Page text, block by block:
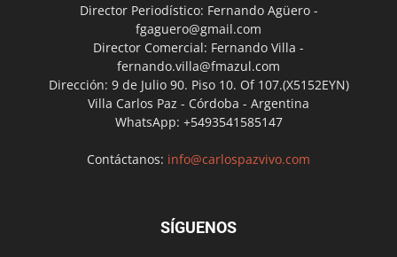
Director Periodístico: Fernando Agüero -
fgaguero@gmail.com
Director Comercial: Fernando Villa -
fernando.villa@fmazul.com
Dirección: 9 de Julio 90. Piso 10. Of 107.(X5152EYN)
Villa Carlos Paz - Córdoba - Argentina
WhatsApp: +5493541585147
Contáctanos: info@carlospazvivo.com
SÍGUENOS